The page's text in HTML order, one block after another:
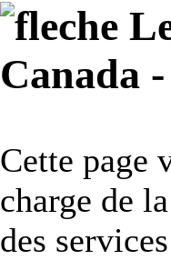
Canada
Cette page
charge de
des